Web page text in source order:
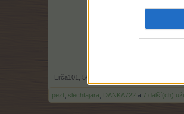
Erča101 5/7/26
pezt slechtajara DANKA722 a 7 další(ch)